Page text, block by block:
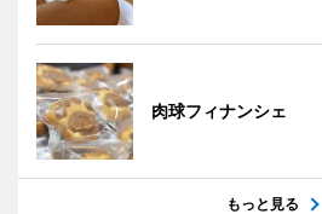
肉球フィナンシェ
もっと見る